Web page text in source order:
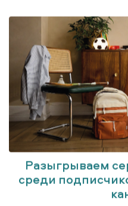
Разыгрываем
среди